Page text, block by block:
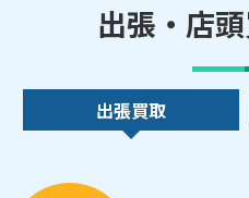
出張・店
出張買取